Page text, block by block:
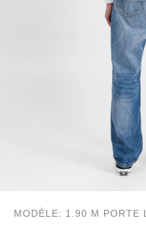
MODÈLE: 1.90 M PORTE L